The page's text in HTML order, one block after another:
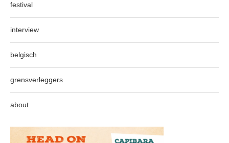
festival
interview
belgisch
grensverleggers
about